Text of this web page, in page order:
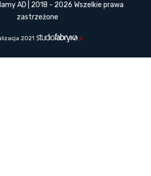
AD | 2018 - 2026 Wszelkie prawa
zastrzeżone
2021